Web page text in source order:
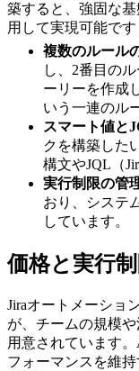
築すると、強固な
用して実現可能です
複数のルール
し、2番目の
ーリーを作成
いう一連のル
スマート値と
クを構築した
構文やJQL（
実行制限の管
おり、システ
しています。
価格と実行
Jiraオートメーショ
が、チームの規模
用意されています
フォーマンスを維